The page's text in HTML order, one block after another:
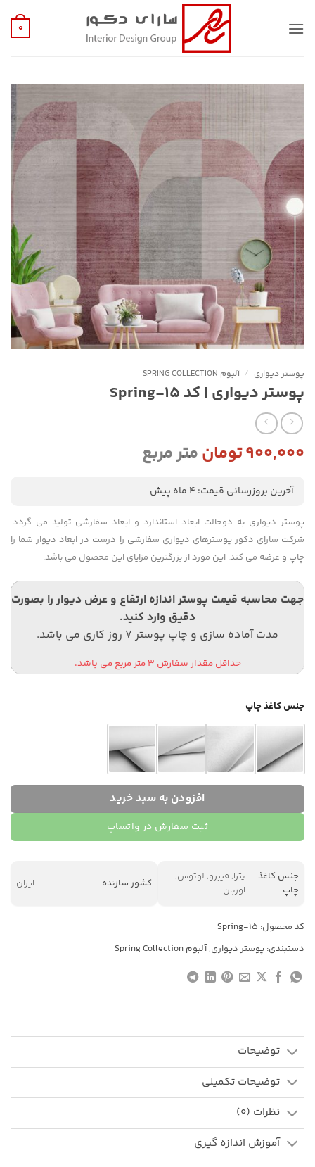
0
پوستر دیواری / آلبوم SPRING COLLECTION
پوستر دیواری | کد Spring-15
۹۰۰,۰۰۰تومانمتر مربع
آخرین بروزرسانی قیمت: 4 ماه پیش
پوستر دیواری به دوحالت ابعاد استاندارد و ابعاد سفارشی تولید می گردد.
شرکت سارای دکور پوسترهای دیواری سفارشی را درست در ابعاد دیوار شما را
چاپ و عرضه می کند. این مورد از بزرگترین مزایای این محصول می باشد.
جهت محاسبه قیمت پوستر اندازه ارتفاع و عرض دیوار را بصورت
دقیق وارد کنید.
مدت آماده سازی و چاپ پوستر 7 روز کاری می باشد.
حداقل مقدار سفارش 3 متر مربع می باشد.
جنس کاغذ چاپ
افزودن به سبد خرید
ثبت سفارش در واتساپ
جنس کاغذ
چاپ:
پترا, فیبرو, لوتوس,
اوربان
کشور سازنده: ایران
کد محصول: Spring-15
دستبندی: پوستر دیواری,آلبوم Spring Collection
توضیحات
توضیحات تکمیلی
نظرات (0)
آموزش اندازه گیری